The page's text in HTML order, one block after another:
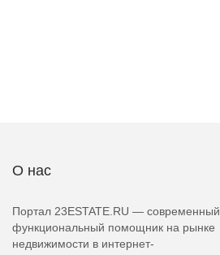
О нас
Портал 23ESTATE.RU — современный
функциональный помощник на рынке
недвижимости в интернет-